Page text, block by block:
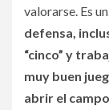
valorarse. Es
defensa,
“cinco” y
muy buen
abrir el